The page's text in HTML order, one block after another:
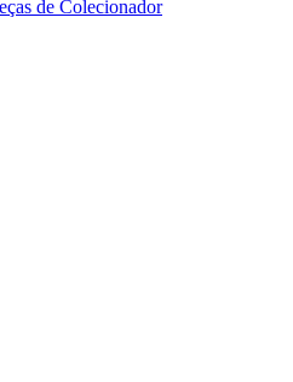
de Colecionador